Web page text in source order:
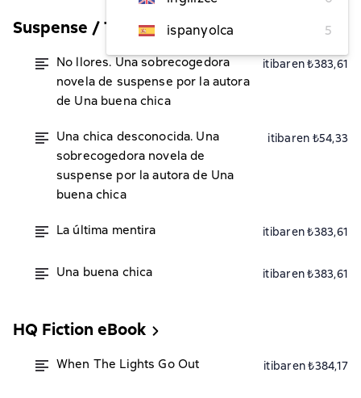
ispanyolca
5
Suspense / Thriller
No llores. Una sobrecogedora
novela de suspense por la autora
de Una buena chica
itibaren ₺383,61
Una chica desconocida. Una
sobrecogedora novela de
suspense por la autora de Una
buena chica
itibaren ₺54,33
La última mentira itibaren ₺383,61
Una buena chica itibaren ₺383,61
HQ Fiction eBook
When The Lights Go Out itibaren ₺384,17